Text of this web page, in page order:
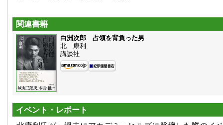
関連書籍
白洲次郎 占領を背負った男
北 康利
講談社
イベント・レポート